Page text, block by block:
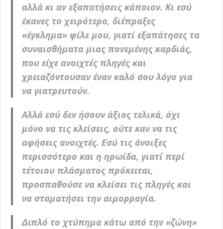
αλλά κι αν εξαπατήσεις κάποιον. Κι εσύ
έκανες το χειρότερο, διέπραξες
«έγκλημα» φίλε μου, γιατί εξαπάτησες τα
συναισθήματα μιας πονεμένης καρδιάς,
που είχε ανοιχτές πληγές και
χρειαζόντουσαν έναν καλό σου λόγο για
να γιατρευτούν.
Αλλά εσύ δεν ήσουν άξιος τελικά, όχι
μόνο να τις κλείσεις, ούτε καν να τις
αφήσεις ανοιχτές. Εσύ τις άνοιξες
περισσότερο και η ηρωίδα, γιατί περί
τέτοιου πλάσματος πρόκειται,
προσπαθούσε να κλείσει τις πληγές και
να σταματήσει την αιμορραγία.
Διπλό το χτύπημα κάτω από την «ζώνη»